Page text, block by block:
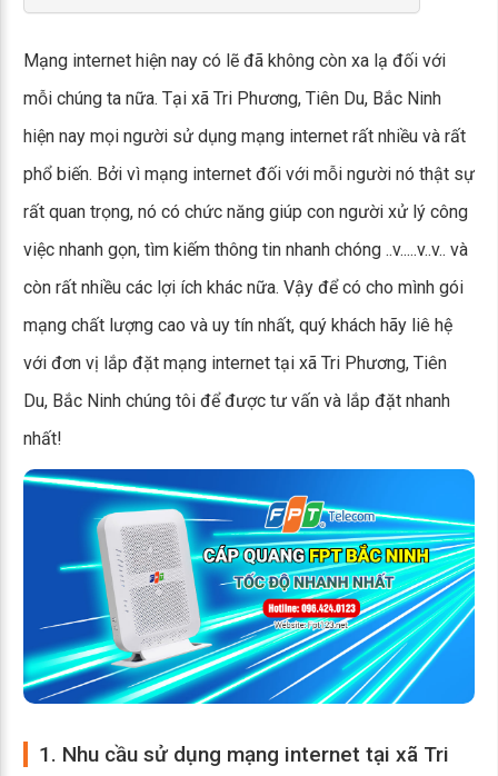
Mạng internet hiện nay có lẽ đã không còn xa lạ đối với
mỗi chúng ta nữa. Tại xã Tri Phương, Tiên Du, Bắc Ninh
hiện nay mọi người sử dụng mạng internet rất nhiều và rất
phổ biến. Bởi vì mạng internet đối với mỗi người nó thật sự
rất quan trọng, nó có chức năng giúp con người xử lý công
việc nhanh gọn, tìm kiếm thông tin nhanh chóng ..v.....v..v.. và
còn rất nhiều các lợi ích khác nữa. Vậy để có cho mình gói
mạng chất lượng cao và uy tín nhất, quý khách hãy liê hệ
với đơn vị lắp đặt mạng internet tại xã Tri Phương, Tiên
Du, Bắc Ninh chúng tôi để được tư vấn và lắp đặt nhanh
nhất!
1. Nhu cầu sử dụng mạng internet tại xã Tri